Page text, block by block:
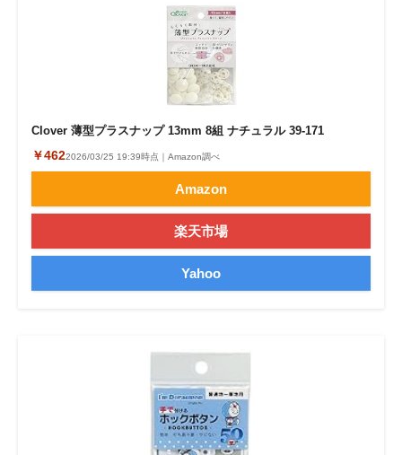
Clover 薄型プラスナップ 13mm 8組 ナチュラル 39-171
￥4622026/03/25 19:39時点｜Amazon調べ
Amazon
楽天市場
Yahoo